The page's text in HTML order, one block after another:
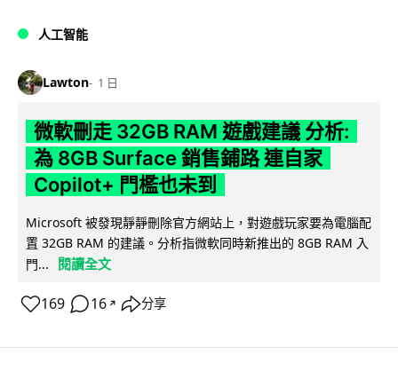
人工智能
Lawton 1 日
微軟刪走 32GB RAM 遊戲建議 分析:
為 8GB Surface 銷售鋪路 連自家
Copilot+ 門檻也未到
Microsoft 被發現靜靜刪除官方網站上，對遊戲玩家要為電腦配
置 32GB RAM 的建議。分析指微軟同時新推出的 8GB RAM 入
門...
閱讀全文
169 16 ↗ 分享